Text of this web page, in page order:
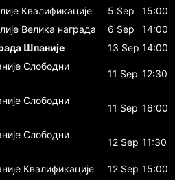
Квалификације 5 Sep
15:00
Велика награда 6 Sep
14:00
Шпаније
13 Sep 14:00
Слободни
11 Sep 12:30
Слободни
11 Sep 16:00
Слободни
12 Sep 11:30
Квалификације 12 Sep 15:00